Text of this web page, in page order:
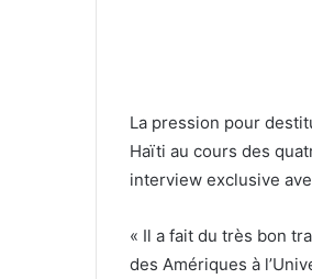
La pression pour
Haïti au cours des
interview exclusive
« Il a fait du très bon
des Amériques à